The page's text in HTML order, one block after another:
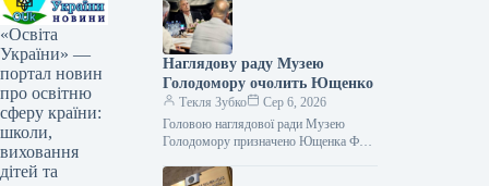
«Освіта
України» —
портал новин
про освітню
сферу країни:
школи,
виховання
дітей та
Наглядову раду Музею
Голодомору очолить Ющенко
Текля Зубко
Сер 6, 2026
Головою наглядової ради Музею
Голодомору призначено Ющенка Фото
склад Національного музею